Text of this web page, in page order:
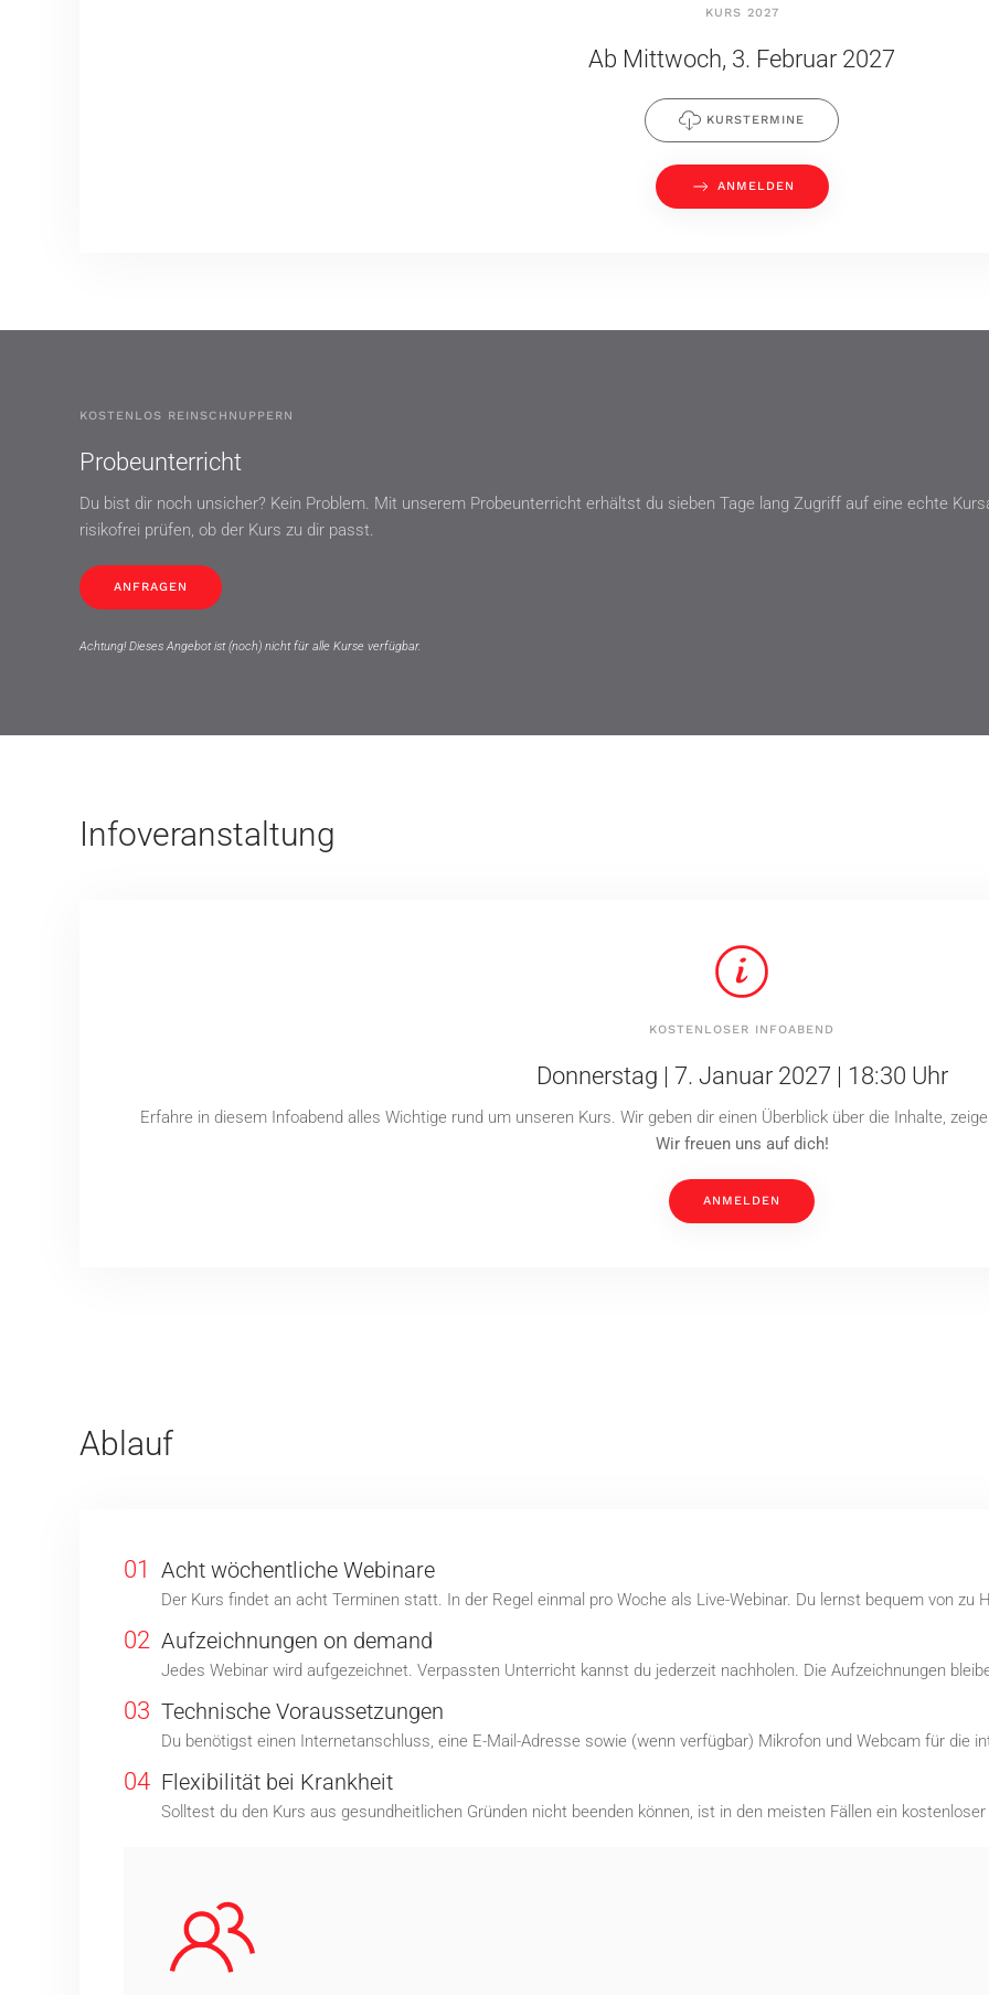
KURS 2027
Ab Mittwoch, 3. Februar 2027
KURSTERMINE
ANMELDEN
KOSTENLOS REINSCHNUPPERN
Probeunterricht
Du bist dir noch unsicher? Kein Problem. Mit unserem Probeunterricht erhältst du sieben Tage lang Zugriff auf eine echte
risikofrei prüfen, ob der Kurs zu dir passt.
ANFRAGEN
Achtung! Dieses Angebot ist (noch) nicht für alle Kurse verfügbar.
Infoveranstaltung
KOSTENLOSER INFOABEND
Donnerstag | 7. Januar 2027 | 18:30 Uhr
Erfahre in diesem Infoabend alles Wichtige rund um unseren Kurs. Wir geben dir einen Überblick über die Inhalte,
Wir freuen uns auf dich!
ANMELDEN
Ablauf
01 Acht wöchentliche Webinare
Der Kurs findet an acht Terminen statt. In der Regel einmal pro Woche als Live-Webinar. Du lernst bequem von zu
02 Aufzeichnungen on demand
Jedes Webinar wird aufgezeichnet. Verpassten Unterricht kannst du jederzeit nachholen. Die Aufzeichnungen
03 Technische Voraussetzungen
Du benötigst einen Internetanschluss, eine E-Mail-Adresse sowie (wenn verfügbar) Mikrofon und Webcam für die
04 Flexibilität bei Krankheit
Solltest du den Kurs aus gesundheitlichen Gründen nicht beenden können, ist in den meisten Fällen ein